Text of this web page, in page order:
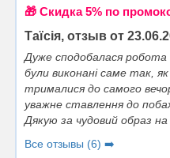
🎁 Cкидка 5% по
Таїсія, отзыв от
Дуже сподобалася робота
були виконані саме так,
трималися до самого
уважне ставлення до
Дякую за чудовий образ на
Все отзывы (6) ➡️